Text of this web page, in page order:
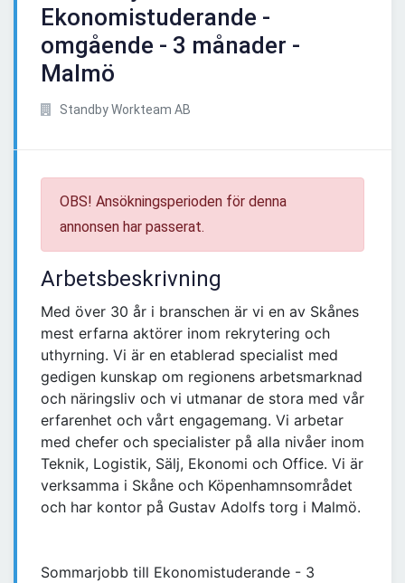
Ekonomistuderande -
omgående - 3 månader -
Malmö
Standby Workteam AB
OBS! Ansökningsperioden för denna
annonsen har passerat.
Arbetsbeskrivning
Med över 30 år i branschen är vi en av Skånes
mest erfarna aktörer inom rekrytering och
uthyrning. Vi är en etablerad specialist med
gedigen kunskap om regionens arbetsmarknad
och näringsliv och vi utmanar de stora med vår
erfarenhet och vårt engagemang. Vi arbetar
med chefer och specialister på alla nivåer inom
Teknik, Logistik, Sälj, Ekonomi och Office. Vi är
verksamma i Skåne och Köpenhamnsområdet
och har kontor på Gustav Adolfs torg i Malmö.
Sommarjobb till Ekonomistuderande - 3